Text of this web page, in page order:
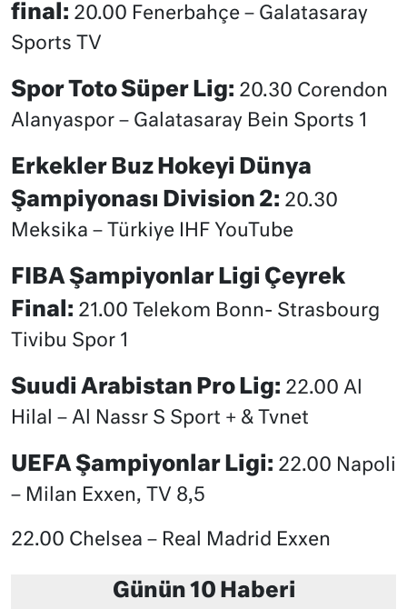
final: 20.00 Fenerbahçe – Galatasaray
Sports TV
Spor Toto Süper Lig: 20.30 Corendon
Alanyaspor – Galatasaray Bein Sports 1
Erkekler Buz Hokeyi Dünya
Şampiyonası Division 2: 20.30
Meksika – Türkiye IHF YouTube
FIBA Şampiyonlar Ligi Çeyrek
Final: 21.00 Telekom Bonn- Strasbourg
Tivibu Spor 1
Suudi Arabistan Pro Lig: 22.00 Al
Hilal – Al Nassr S Sport + & Tvnet
UEFA Şampiyonlar Ligi: 22.00 Napoli
– Milan Exxen, TV 8,5
22.00 Chelsea – Real Madrid Exxen
Günün 10 Haberi